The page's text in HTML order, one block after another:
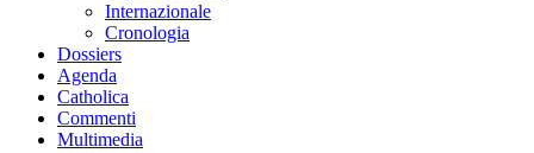
Internazionale
Cronologia
Dossiers
Agenda
Catholica
Commenti
Multimedia